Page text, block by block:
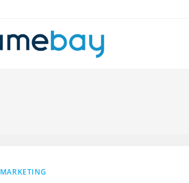
MARKETING